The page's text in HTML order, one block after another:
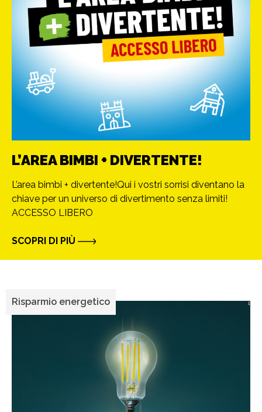
L’AREA BIMBI + DIVERTENTE!
L’area bimbi + divertente!Qui i vostri sorrisi diventano la
chiave per un universo di divertimento senza limiti!
ACCESSO LIBERO
SCOPRI DI PIÙ
Risparmio energetico